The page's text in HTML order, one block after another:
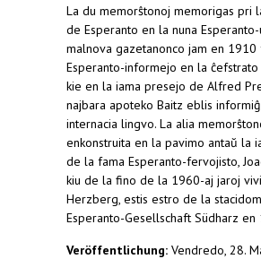
La du memorŝtonoj memorigas pri
de Esperanto en la nuna
malnova gazetanonco jam en 1910
Esperanto-informejo en la
kie en la iama presejo de Alfred
najbara apoteko Baitz eblis
internacia lingvo. La alia
enkonstruita en la pavimo antaŭ la
de la fama Esperanto-fervojisto,
kiu de la fino de la 1960-aj jaroj
Herzberg, estis estro de la
Esperanto-Gesellschaft Südharz en
Veröffentlichung: Vendredo, 28.